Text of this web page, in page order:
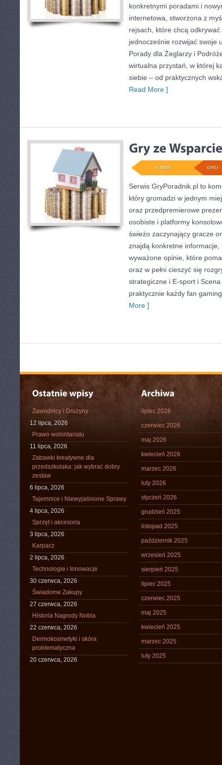
konkretnymi poradami i
internetowa, stworzona z
rejsach, które chcą
jednocześnie rozwijać swoje
Porady dla Żeglarzy i
wirtualna przystań, w której
siebie – od praktycznych
Read More ]
GRU
ADMIN
Serwis GryPoradnik.pl to
który gromadzi w jednym
oraz przedpremierowe
osobiste i platformy
świeżo zaczynający gracze
znajdą konkretne
wyważone opinie, które
oraz w pełni cieszyć się
strategiczne i E-sport i
praktycznie każdy fan
More ]
Zawodnicy i Drużyny
12 lipca, 2026
Prawo wolontariatu
11 lipca, 2026
Zabawki kreatywne dla
przedszkolaka: jak wybrać dobry
zestaw
6 lipca, 2026
Tajemnice i Niewyjaśnione Sprawy
4 lipca, 2026
Sprzęt i akcesoria
3 lipca, 2026
Karpacz
2 lipca, 2026
Technologie i Innowacje
30 czerwca, 2026
Świadome Zakupy
27 czerwca, 2026
Historia Nagrody Nobla
22 czerwca, 2026
Dermokosmetyki i skóra
problematyczna
20 czerwca, 2026
lipiec 2026
czerwiec 2026
maj 2026
kwiecień 2026
marzec 2026
luty 2026
styczeń 2026
grudzień 2025
listopad 2025
październik 2025
wrzesień 2025
sierpień 2025
lipiec 2025
czerwiec 2025
maj 2025
kwiecień 2025
marzec 2025
luty 2025